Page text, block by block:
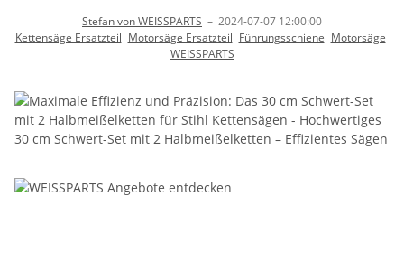
Stefan von WEISSPARTS – 2024-07-07 12:00:00
Kettensäge Ersatzteil Motorsäge Ersatzteil Führungsschiene Motorsäge
WEISSPARTS